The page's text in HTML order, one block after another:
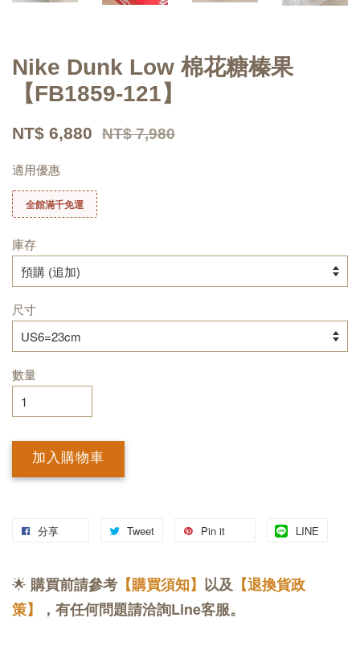
Nike Dunk Low 棉花糖榛果
【FB1859-121】
NT$ 6,880 NT$ 7,980
適用優惠
全館滿千免運
庫存
尺寸
數量
加入購物車
分享 Tweet Pin it LINE
🌟 購買前請參考 【購買須知】 以及 【退換貨政
策】
，有任何問題請洽詢Line客服。